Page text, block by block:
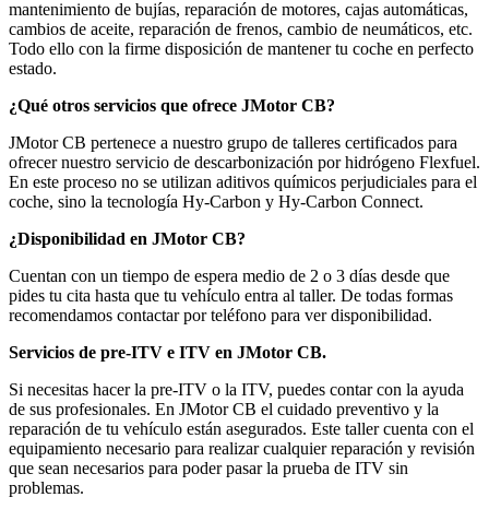
mantenimiento de bujías, reparación de motores, cajas automáticas,
cambios de aceite, reparación de frenos, cambio de neumáticos, etc.
Todo ello con la firme disposición de mantener tu coche en perfecto
estado.
¿Qué otros servicios que ofrece JMotor CB?
JMotor CB pertenece a nuestro grupo de talleres certificados para
ofrecer nuestro servicio de descarbonización por hidrógeno Flexfuel.
En este proceso no se utilizan aditivos químicos perjudiciales para el
coche, sino la tecnología Hy-Carbon y Hy-Carbon Connect.
¿Disponibilidad en JMotor CB?
Cuentan con un tiempo de espera medio de 2 o 3 días desde que
pides tu cita hasta que tu vehículo entra al taller. De todas formas
recomendamos contactar por teléfono para ver disponibilidad.
Servicios de pre-ITV e ITV en JMotor CB.
Si necesitas hacer la pre-ITV o la ITV, puedes contar con la ayuda
de sus profesionales. En JMotor CB el cuidado preventivo y la
reparación de tu vehículo están asegurados. Este taller cuenta con el
equipamiento necesario para realizar cualquier reparación y revisión
que sean necesarios para poder pasar la prueba de ITV sin
problemas.